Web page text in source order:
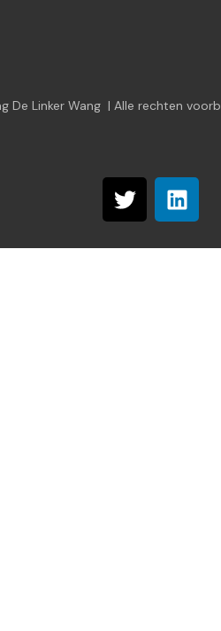
De Linker Wang | Alle rechten
T
w
i
t
L
i
n
k